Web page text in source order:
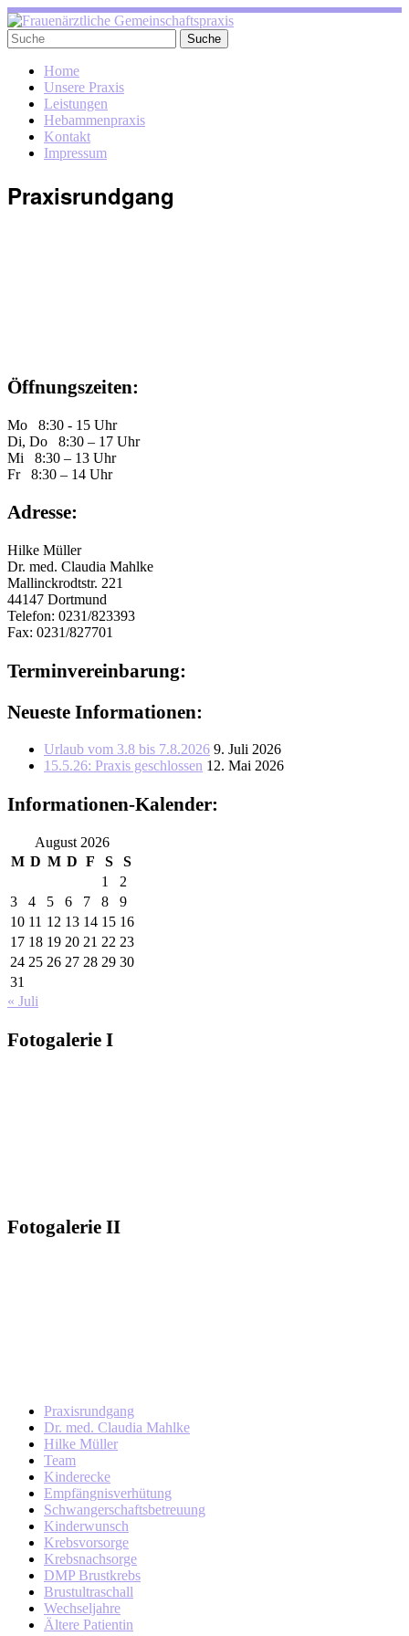
Home
Unsere Praxis
Leistungen
Hebammenpraxis
Kontakt
Impressum
Praxisrundgang
Öffnungszeiten:
Mo 8:30 - 15 Uhr
Di, Do 8:30 – 17 Uhr
Mi 8:30 – 13 Uhr
Fr 8:30 – 14 Uhr
Adresse:
Hilke Müller
Dr. med. Claudia Mahlke
Mallinckrodtstr. 221
44147 Dortmund
Telefon: 0231/823393
Fax: 0231/827701
Ter­min­ver­ein­ba­rung:
Neueste Informationen:
Urlaub vom 3.8 bis 7.8.2026 9. Juli 2026
15.5.26: Praxis geschlossen 12. Mai 2026
Informationen-Kalender:
August 2026
M D M D F S
S
1
2
3
4 5 6 7 8
9
10 11 12 13 14 15 16
17 18 19 20 21 22 23
24 25 26 27 28 29 30
31
« Juli
Fo­to­ga­le­rie I
Fo­to­ga­le­rie II
Praxisrundgang
Dr. med. Claudia Mahlke
Hilke Müller
Team
Kinderecke
Empfängnisverhütung
Schwangerschaftsbetreuung
Kinderwunsch
Krebsvorsorge
Krebsnachsorge
DMP Brustkrebs
Brustultraschall
Wechseljahre
Ältere Patientin